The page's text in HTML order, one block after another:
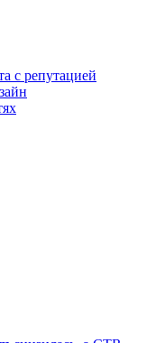
с репутацией